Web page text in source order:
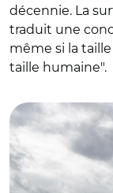
décennie. La
traduit une
même si la
taille humaine".